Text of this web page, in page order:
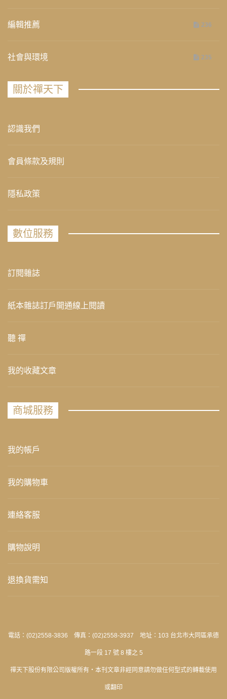
編輯推薦 236
社會與環境 235
關於禪天下
認識我們
會員條款及規則
隱私政策
數位服務
訂閱雜誌
紙本雜誌訂戶開通線上閱讀
聽 禪
我的收藏文章
商城服務
我的帳戶
我的購物車
連絡客服
購物說明
退換貨需知
電話：(02)2558-3836 傳真：(02)2558-3937 地址：103 台北市大同區承德
路一段 17 號 8 樓之 5
禪天下股份有限公司版權所有‧本刊文章非經同意請勿做任何型式的轉載使用
或翻印